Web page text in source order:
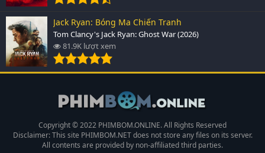
Jack Ryan: Bóng Ma Chiến Tranh
Tom Clancy's Jack Ryan: Ghost War (2026)
81.9K lượt xem
Copyright © 2022 PHIMBOM.ONLINE. All Rights Reserved
Disclaimer: This site PHIMBOM.NETdoes not store any files on its server.
All contents are provided by non-affiliated third parties.